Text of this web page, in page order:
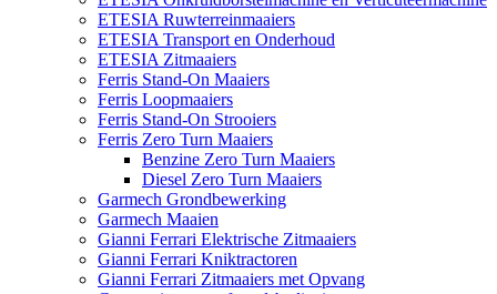
ETESIA Ruwterreinmaaiers
ETESIA Transport en Onderhoud
ETESIA Zitmaaiers
Ferris Stand-On Maaiers
Ferris Loopmaaiers
Ferris Stand-On Strooiers
Ferris Zero Turn Maaiers
Benzine Zero Turn Maaiers
Diesel Zero Turn Maaiers
Garmech Grondbewerking
Garmech Maaien
Gianni Ferrari Elektrische Zitmaaiers
Gianni Ferrari Kniktractoren
Gianni Ferrari Zitmaaiers met Opvang